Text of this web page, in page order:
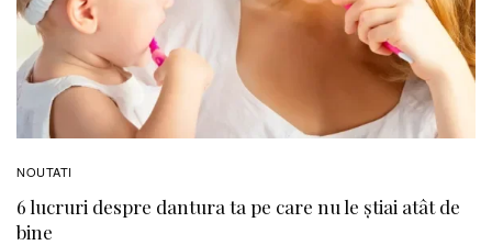
NOUTATI
6 lucruri despre dantura ta pe care nu le știai atât de
bine